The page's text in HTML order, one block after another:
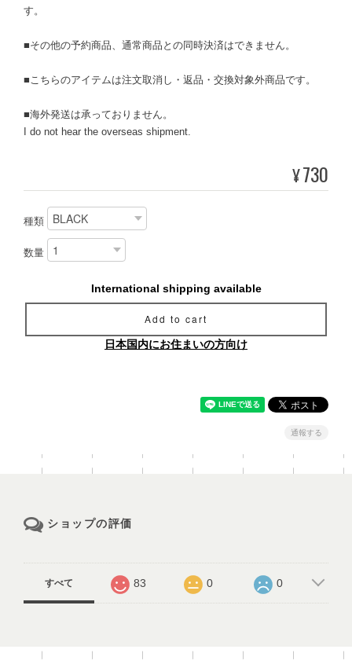
す。
■その他の予約商品、通常商品との同時決済はできません。
■こちらのアイテムは注文取消し・返品・交換対象外商品です。
■海外発送は承っておりません。
I do not hear the overseas shipment.
¥730
種類
数量
International shipping available
Add to cart
日本国内にお住まいの方向け
通報する
ショップの評価
すべて 83 0 0